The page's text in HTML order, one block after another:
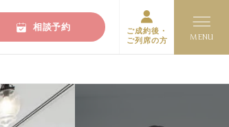
相談予約
ご成約後・
ご列席の方